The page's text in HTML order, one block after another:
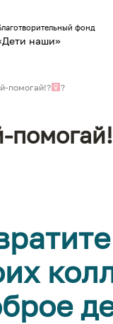
фонд
наши»
помогай!?‍ ?